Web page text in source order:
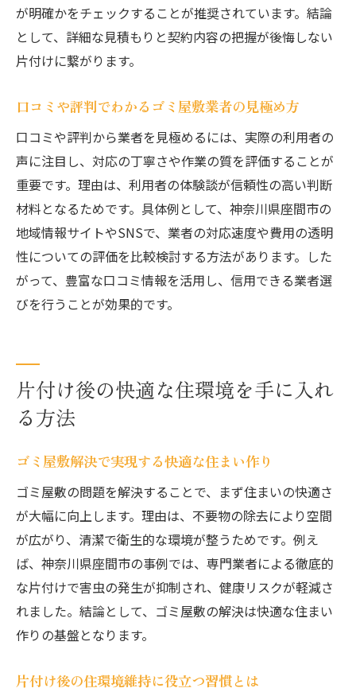
が明確かをチェックすることが推奨されています。結論
として、詳細な見積もりと契約内容の把握が後悔しない
片付けに繋がります。
口コミや評判でわかるゴミ屋敷業者の見極め方
口コミや評判から業者を見極めるには、実際の利用者の
声に注目し、対応の丁寧さや作業の質を評価することが
重要です。理由は、利用者の体験談が信頼性の高い判断
材料となるためです。具体例として、神奈川県座間市の
地域情報サイトやSNSで、業者の対応速度や費用の透明
性についての評価を比較検討する方法があります。した
がって、豊富な口コミ情報を活用し、信用できる業者選
びを行うことが効果的です。
片付け後の快適な住環境を手に入れ
る方法
ゴミ屋敷解決で実現する快適な住まい作り
ゴミ屋敷の問題を解決することで、まず住まいの快適さ
が大幅に向上します。理由は、不要物の除去により空間
が広がり、清潔で衛生的な環境が整うためです。例え
ば、神奈川県座間市の事例では、専門業者による徹底的
な片付けで害虫の発生が抑制され、健康リスクが軽減さ
れました。結論として、ゴミ屋敷の解決は快適な住まい
作りの基盤となります。
片付け後の住環境維持に役立つ習慣とは